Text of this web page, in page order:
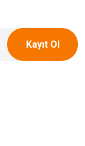
Kayıt Ol